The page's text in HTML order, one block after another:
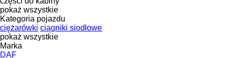
pokaż wszystkie
Kategoria pojazdu
ciężarówki ciągniki siodłowe
pokaż wszystkie
Marka
DAF